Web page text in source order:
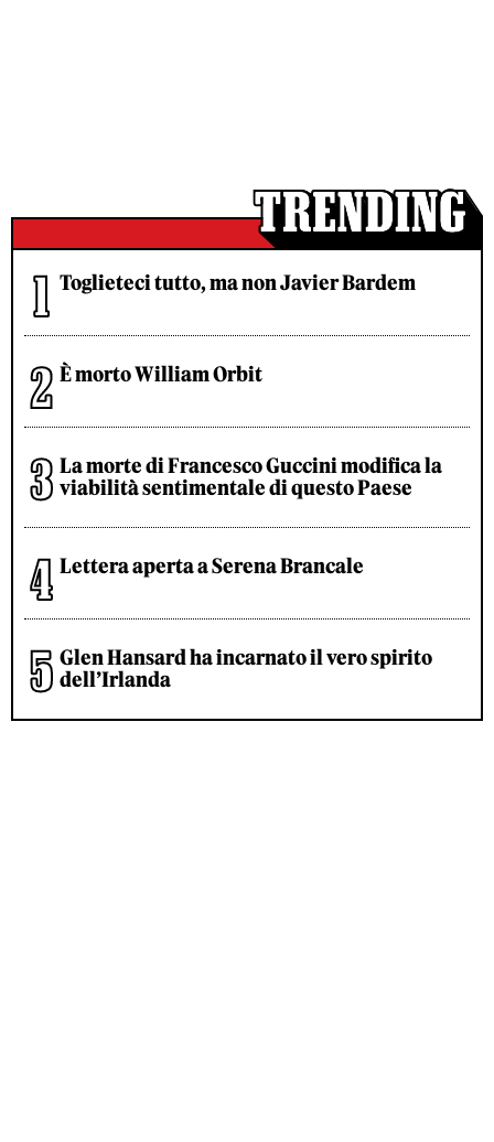
Toglieteci tutto, ma non Javier Bardem
È morto William Orbit
La morte di Francesco Guccini modifica la
viabilità sentimentale di questo Paese
Lettera aperta a Serena Brancale
Glen Hansard ha incarnato il vero spirito
dell’Irlanda